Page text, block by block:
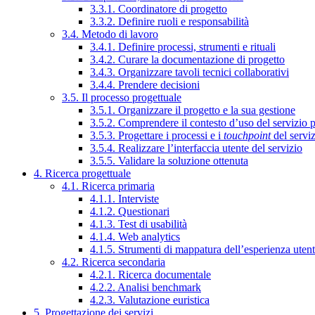
3.3.1. Coordinatore di progetto
3.3.2. Definire ruoli e responsabilità
3.4. Metodo di lavoro
3.4.1. Definire processi, strumenti e rituali
3.4.2. Curare la documentazione di progetto
3.4.3. Organizzare tavoli tecnici collaborativi
3.4.4. Prendere decisioni
3.5. Il processo progettuale
3.5.1. Organizzare il progetto e la sua gestione
3.5.2. Comprendere il contesto d’uso del servizio
3.5.3. Progettare i processi e i touchpointdel
3.5.4. Realizzare l’interfaccia utente del servizio
3.5.5. Validare la soluzione ottenuta
4. Ricerca progettuale
4.1. Ricerca primaria
4.1.1. Interviste
4.1.2. Questionari
4.1.3. Test di usabilità
4.1.4. Web analytics
4.1.5. Strumenti di mappatura dell’esperienza
4.2. Ricerca secondaria
4.2.1. Ricerca documentale
4.2.2. Analisi benchmark
4.2.3. Valutazione euristica
5. Progettazione dei servizi